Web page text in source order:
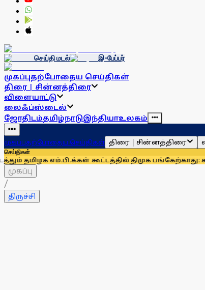
செய்தி மடல் இ-பேப்பர்
முகப்புதற்போதைய செய்திகள்
திரை | சின்னத்திரை
விளையாட்டு
லைஃப்ஸ்டைல்
ஜோதிடம்தமிழ்நாடுஇந்தியாஉலகம்
முகப்புதற்போதைய செய்திகள் திரை | சின்னத்திரை
செய்திகள்
எம்.பி.க்கள் கூட்டத்தில் திமுக பங்கேற்காது: கனிமொழி
முகப்பு
/
திருச்சி